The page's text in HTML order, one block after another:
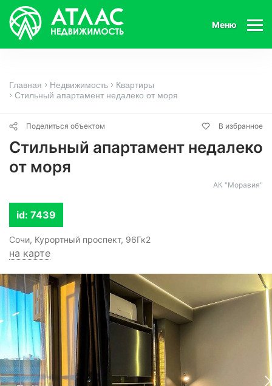
Меню
Главная Недвижимость
Квартиры
Стильный апартамент недалеко от моря
Поделиться объектом В избранное
Стильный апартамент недалеко
от моря
АК "Моравия"
id: 7439
Сочи, Курортный проспект, 96Гк2
на карте